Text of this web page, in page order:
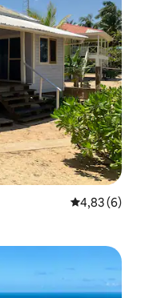
Gemiddelde
4,83 (6)